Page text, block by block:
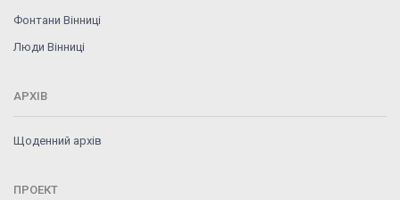
Фонтани Вінниці
Люди Вінниці
АРХІВ
Щоденний архів
ПРОЕКТ